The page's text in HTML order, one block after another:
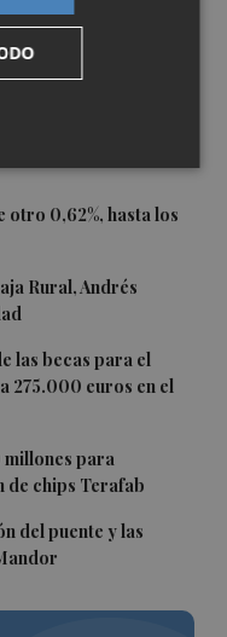
otro 0,62%, hasta los
Rural, Andrés
las becas para el
275.000 euros en el
para
chips Terafab
del puente y las